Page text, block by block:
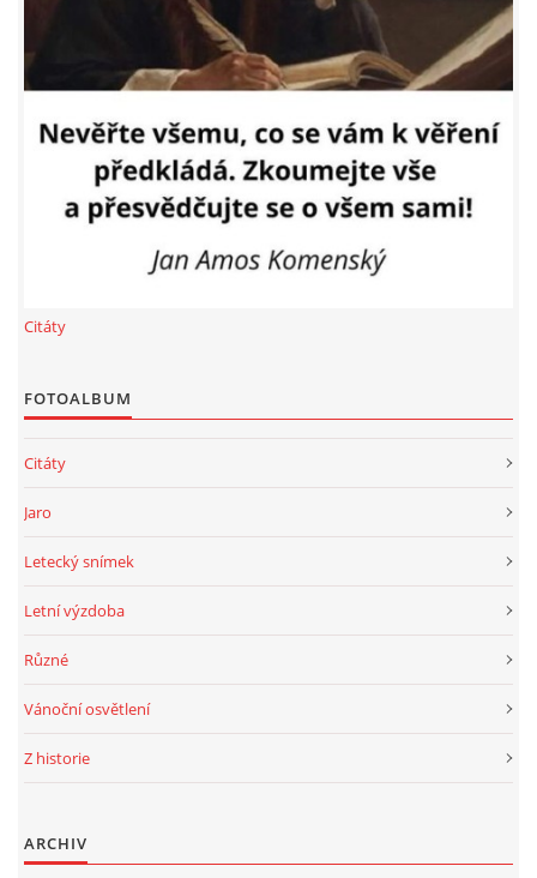
© 2026 eStránky.cz |RSS
Citáty
FOTOALBUM
Citáty
Jaro
Letecký snímek
Letní výzdoba
Různé
Vánoční osvětlení
Z historie
ARCHIV